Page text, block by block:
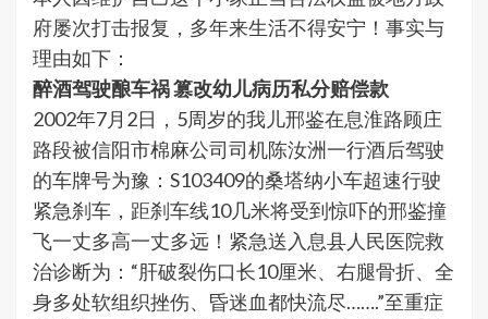
府屡次打击报复，多年来生活不得安宁！事实与
理由如下：
醉酒驾驶酿车祸 篡改幼儿病历私分赔偿款
2002年7月2日，5周岁的我儿邢鉴在息淮路顾庄
路段被信阳市棉麻公司司机陈汝洲一行酒后驾驶
的车牌号为豫：S103409的桑塔纳小车超速行驶
紧急刹车，距刹车线10几米将受到惊吓的邢鉴撞
飞一丈多高一丈多远！紧急送入息县人民医院救
治诊断为：“肝破裂伤口长10厘米、右腿骨折、全
身多处软组织挫伤、昏迷血都快流尽…….”至重症